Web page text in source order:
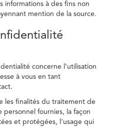
informations à des fins non
mention de la source.
concerne l’utilisation
à vous en tant
les finalités du traitement de
personnel fournies, la façon
et protégées, l'usage qui